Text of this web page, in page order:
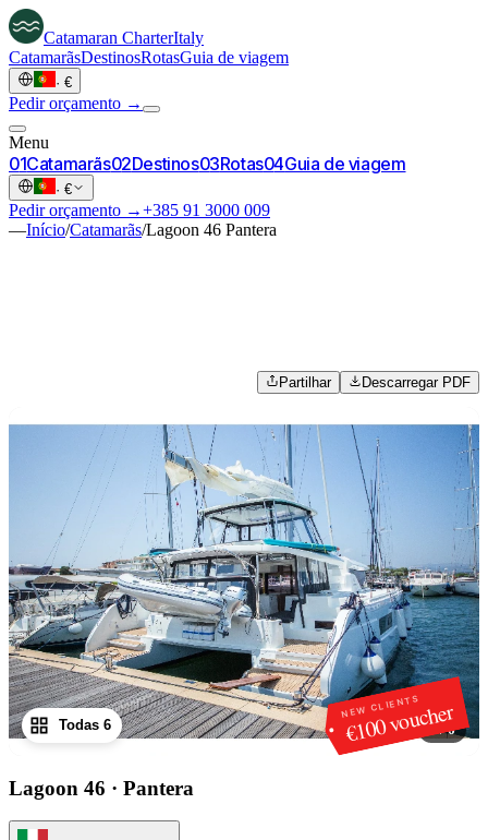
Catamaran CharterItaly
CatamarãsDestinosRotasGuia de viagem
· €
Pedir orçamento →
Menu
01Catamarãs02Destinos03Rotas04Guia de viagem
· €
Pedir orçamento →+385 91 3000 009
—Início/Catamarãs/Lagoon 46 Pantera
Partilhar Descarregar PDF
NEW CLIENTS
€100 voucher
1 /6
Todas 6
Lagoon 46 · Pantera